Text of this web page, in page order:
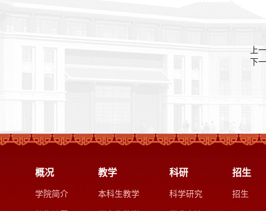
上
下
概况
学院简介
教学
本科生教学
科研
科学研究
招生
招生